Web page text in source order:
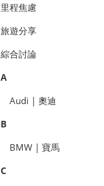
里程焦慮
旅遊分享
綜合討論
A
Audi | 奧迪
B
BMW | 寶馬
C